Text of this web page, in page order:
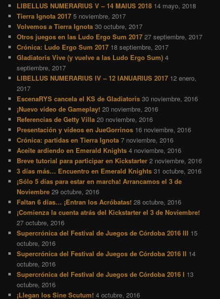
LIBELLUS NUMERARIUS V – 14 MAIUS 2018 14 mayo, 2018
Tierra Ignota 2017 5 noviembre, 2017
Volvemos a Tierra Ignota 30 octubre, 2017
Otros juegos en las Ludo Ergo Sum 2017 27 septiembre, 2017
Crónica: Ludo Ergo Sum 2017 18 septiembre, 2017
Gladiatoris Vive (y vuelve a las Ludo Ergo Sum) 4
septiembre, 2017
LIBELLUS NUMERARIUS IV – 12 IANUARIUS 2017 12 enero,
2017
EscenaRYS cancela el KS de Gladiatoris 30 noviembre, 2016
¡Nuevo vídeo de Gameplay! 20 noviembre, 2016
Referencias de Getty Villa 20 noviembre, 2016
Presentación y vídeos en JueGorrinos 16 noviembre, 2016
Crónica: partidas en Tierra Ignota 7 noviembre, 2016
Aceite ardiendo en Emerald Knights 4 noviembre, 2016
Breve tutorial para participar en Kickstarter 2 noviembre, 2016
3 días más… Encuentro en Emerald Knights 31 octubre, 2016
¡Sólo 5 días para estar en marcha! Arrancamos el 3 de
Noviembre 29 octubre, 2016
Faltan 6 días… ¡Entran los Acróbatas! 28 octubre, 2016
¡Comienza la cuenta atrás del Kickstarter el 3 de Noviembre!
27 octubre, 2016
Supercrónica del Festival de Juegos de Córdoba 2016 III 15
octubre, 2016
Supercrónica del Festival de Juegos de Córdoba 2016 II 14
octubre, 2016
Supercrónica del Festival de Juegos de Córdoba 2016 I 13
octubre, 2016
¡Llegan los Sine Scutum! 4 octubre, 2016